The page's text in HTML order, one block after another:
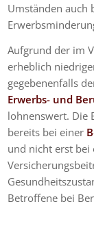
Umständen auch
Aufgrund der im
erheblich
gegebenenfalls
Erwerbs- und
lohnenswert. Die
bereits bei einer
und nicht erst bei
Betroffene bei